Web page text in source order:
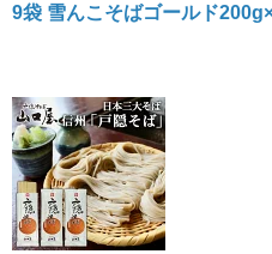
9袋 雪んこそばゴールド